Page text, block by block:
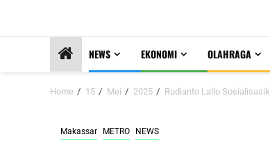
NEWS EKONOMI OLAHRAGA
Home 15 Mei 2025 Rudianto Lallo
Makassar METRO NEWS